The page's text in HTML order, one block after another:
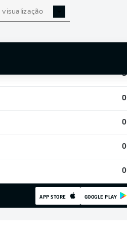
visualização
0
0
0
0
0
APP STORE GOOGLE PLAY